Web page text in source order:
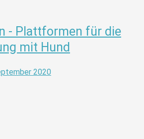
- Plattformen für die
mit Hund
2020